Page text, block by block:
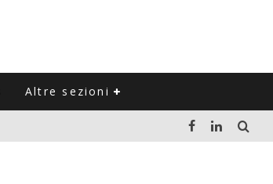
Altre sezioni